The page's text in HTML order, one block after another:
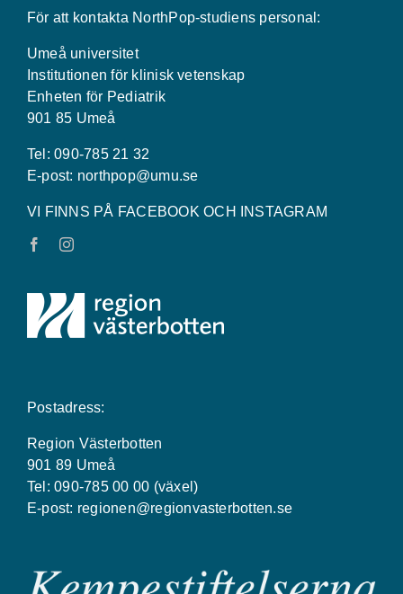
För att kontakta NorthPop-studiens personal:
Umeå universitet
Institutionen för klinisk vetenskap
Enheten för Pediatrik
901 85 Umeå
Tel: 090-785 21 32
E-post: northpop@umu.se
VI FINNS PÅ FACEBOOK OCH INSTAGRAM
Postadress:
Region Västerbotten
901 89 Umeå
Tel: 090-785 00 00 (växel)
E-post: regionen@regionvasterbotten.se